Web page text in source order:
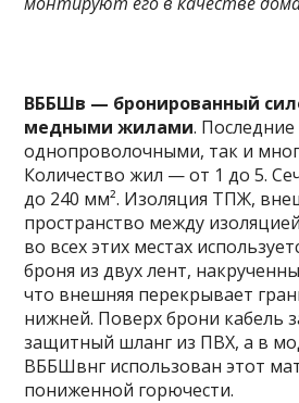
ВББШв — бронированный
медными жилами.
однопроволочными, так и
Количество жил — от 1 до 5.
до 240 мм². Изоляция ТПЖ,
пространство между
во всех этих местах
броня из двух лент,
что внешняя перекрывает
нижней. Поверх брони кабель
защитный шланг из ПВХ, а в
ВББШвнг использован этот
пониженной горючести.